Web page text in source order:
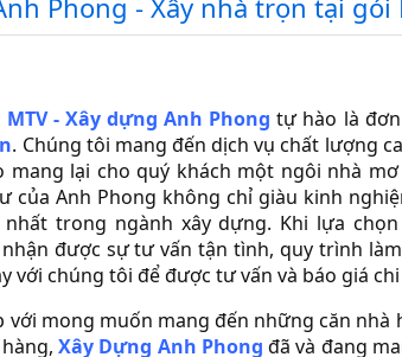
MTV - Xây dựng Anh Phong tự hào là
. Chúng tôi mang đến dịch vụ chất lượng
mang lại cho quý khách một ngôi nhà
của Anh Phong không chỉ giàu kinh
trong ngành xây dựng. Khi lựa chọn
được sự tư vấn tận tình, quy trình
với chúng tôi để được tư vấn và báo giá
mong muốn mang đến những căn nhà
hàng,Xây Dựng Anh Phong đã và đang